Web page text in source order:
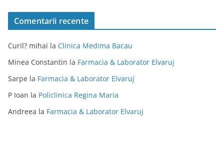
Comentarii recente
Curil? mihai la Clinica Medima Bacau
Minea Constantin la Farmacia & Laborator Elvaruj
Sarpe la Farmacia & Laborator Elvaruj
P Ioan la Policlinica Regina Maria
Andreea la Farmacia & Laborator Elvaruj